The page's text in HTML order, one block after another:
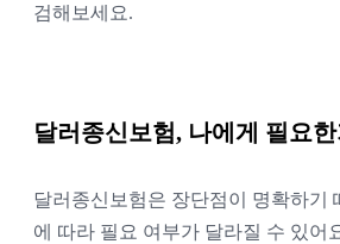
검해보세요.
달러종신보험, 나에게 필요한
달러종신보험은 장단점이 명확하기
에 따라 필요 여부가 달라질 수 있어